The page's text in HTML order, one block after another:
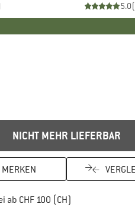
5.0(
NICHT MEHR LIEFERBAR
MERKEN
ab CHF 100 (CH)